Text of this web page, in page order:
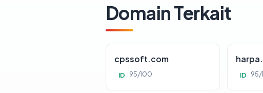
Domain Terkait
cpssoft.com
ID 95/100 ID 95/